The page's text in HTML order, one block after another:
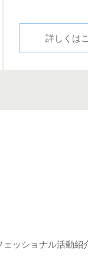
詳しくは
ッショナル活動紹